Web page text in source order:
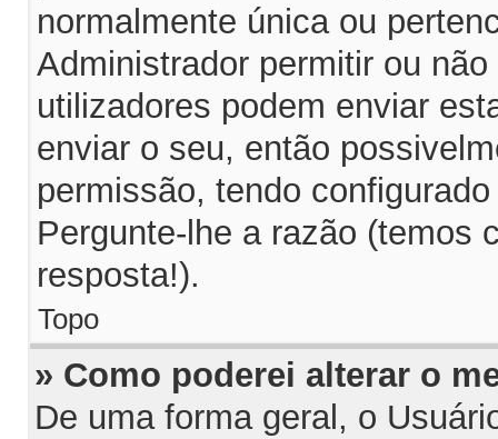
normalmente única ou
Administrador permitir ou
utilizadores podem enviar
enviar o seu, então
permissão, tendo
Pergunte-lhe a razão (temos
resposta!).
Topo
» Como poderei alterar o
De uma forma geral, o